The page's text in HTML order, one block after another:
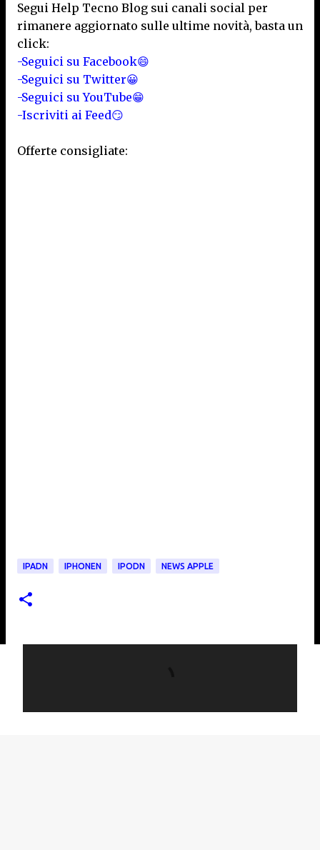
Segui Help Tecno Blog sui canali social per
rimanere aggiornato sulle ultime novità, basta un
click:
-Seguici su Facebook😄
-Seguici su Twitter😀
-Seguici su YouTube😁
-Iscriviti ai Feed😏
Offerte consigliate:
IPADN IPHONEN IPODN NEWS APPLE